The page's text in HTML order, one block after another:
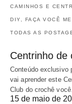
CAMINHOS E
DIY, FAÇA VOCÊ
TODAS AS
Centrinho de
Conteúdo exclusivo
vai aprender este
Club do crochê
15 de maio de